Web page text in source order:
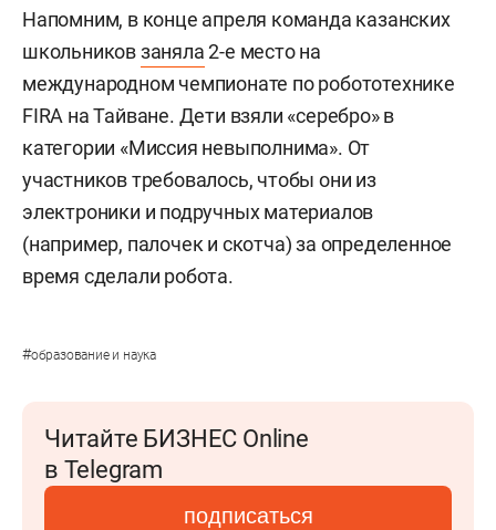
Напомним, в конце апреля команда казанских
школьниковзаняла2-е место на
международном чемпионате по робототехнике
FIRA на Тайване. Дети взяли «серебро» в
категории «Миссия невыполнима». От
участников требовалось, чтобы они из
электроники и подручных материалов
(например, палочек и скотча) за определенное
время сделали робота.
#образование и наука
Читайте БИЗНЕС Online
в Telegram
подписаться